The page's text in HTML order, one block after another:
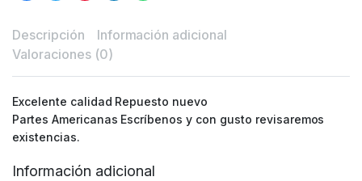
Descripción
Información adicional
Valoraciones (0)
Excelente calidad Repuesto nuevo
Partes Americanas Escríbenos y con gusto revisaremos
existencias.
Información adicional